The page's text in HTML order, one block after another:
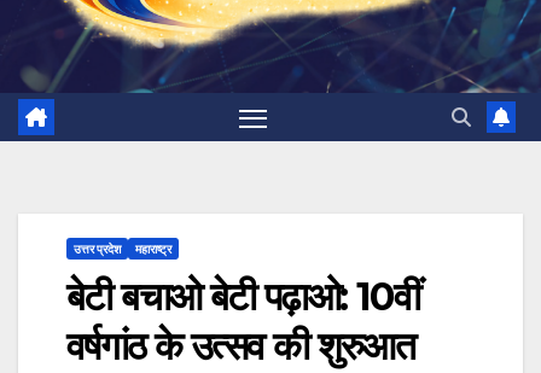
उत्तर प्रदेश महाराष्ट्र
बेटी बचाओ बेटी पढ़ाओ: 10वीं
वर्षगांठ के उत्सव की शुरुआत